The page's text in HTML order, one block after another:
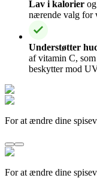
Lav i kalorier
nærende valg for
Understøtter
af vitamin C,
beskytter mod
For at ændre dine
For at ændre dine